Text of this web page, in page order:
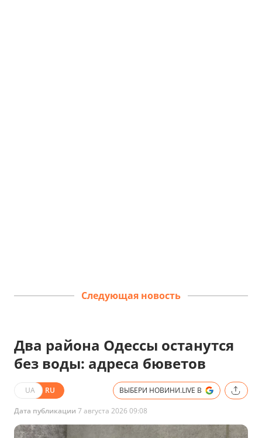
Следующая новость
Два района Одессы останутся
без воды: адреса бюветов
UA RU ВЫБЕРИ НОВИНИ.LIVE В
Дата публикации 7 августа 2026 09:08